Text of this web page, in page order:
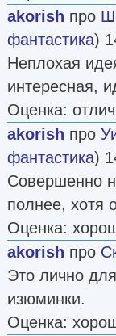
akorish про
фантастика)
Неплохая
интересная,
Оценка:
akorish про
фантастика)
Совершенно
полнее, хотя
Оценка:
akorish про
Это лично
изюминки.
Оценка: